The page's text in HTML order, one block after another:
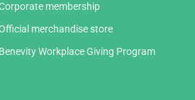
membership
merchandise store
Benevity Workplace Giving Program